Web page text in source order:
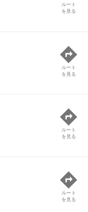
ルート
を見る
ルート
を見る
ルート
を見る
ルート
を見る